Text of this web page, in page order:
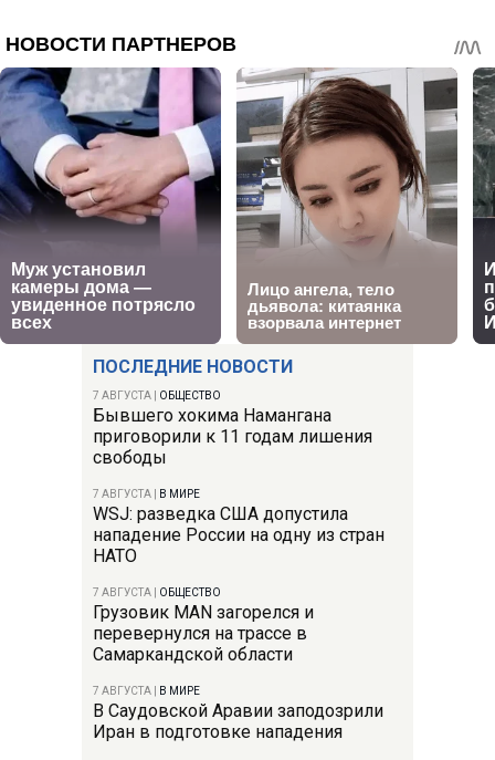
ПОСЛЕДНИЕ НОВОСТИ
7 АВГУСТА ОБЩЕСТВО
Бывшего хокима Намангана
приговорили к 11 годам лишения
свободы
7 АВГУСТА В МИРЕ
WSJ: разведка США допустила
нападение России на одну из стран
НАТО
7 АВГУСТА ОБЩЕСТВО
Грузовик MAN загорелся и
перевернулся на трассе в
Самаркандской области
7 АВГУСТА В МИРЕ
В Саудовской Аравии заподозрили
Иран в подготовке нападения